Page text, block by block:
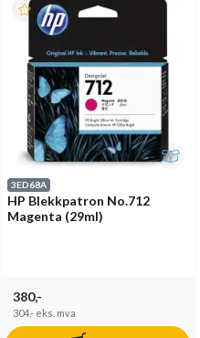
3ED68A
HP Blekkpatron No.712
Magenta (29ml)
380,-
304,- eks. mva